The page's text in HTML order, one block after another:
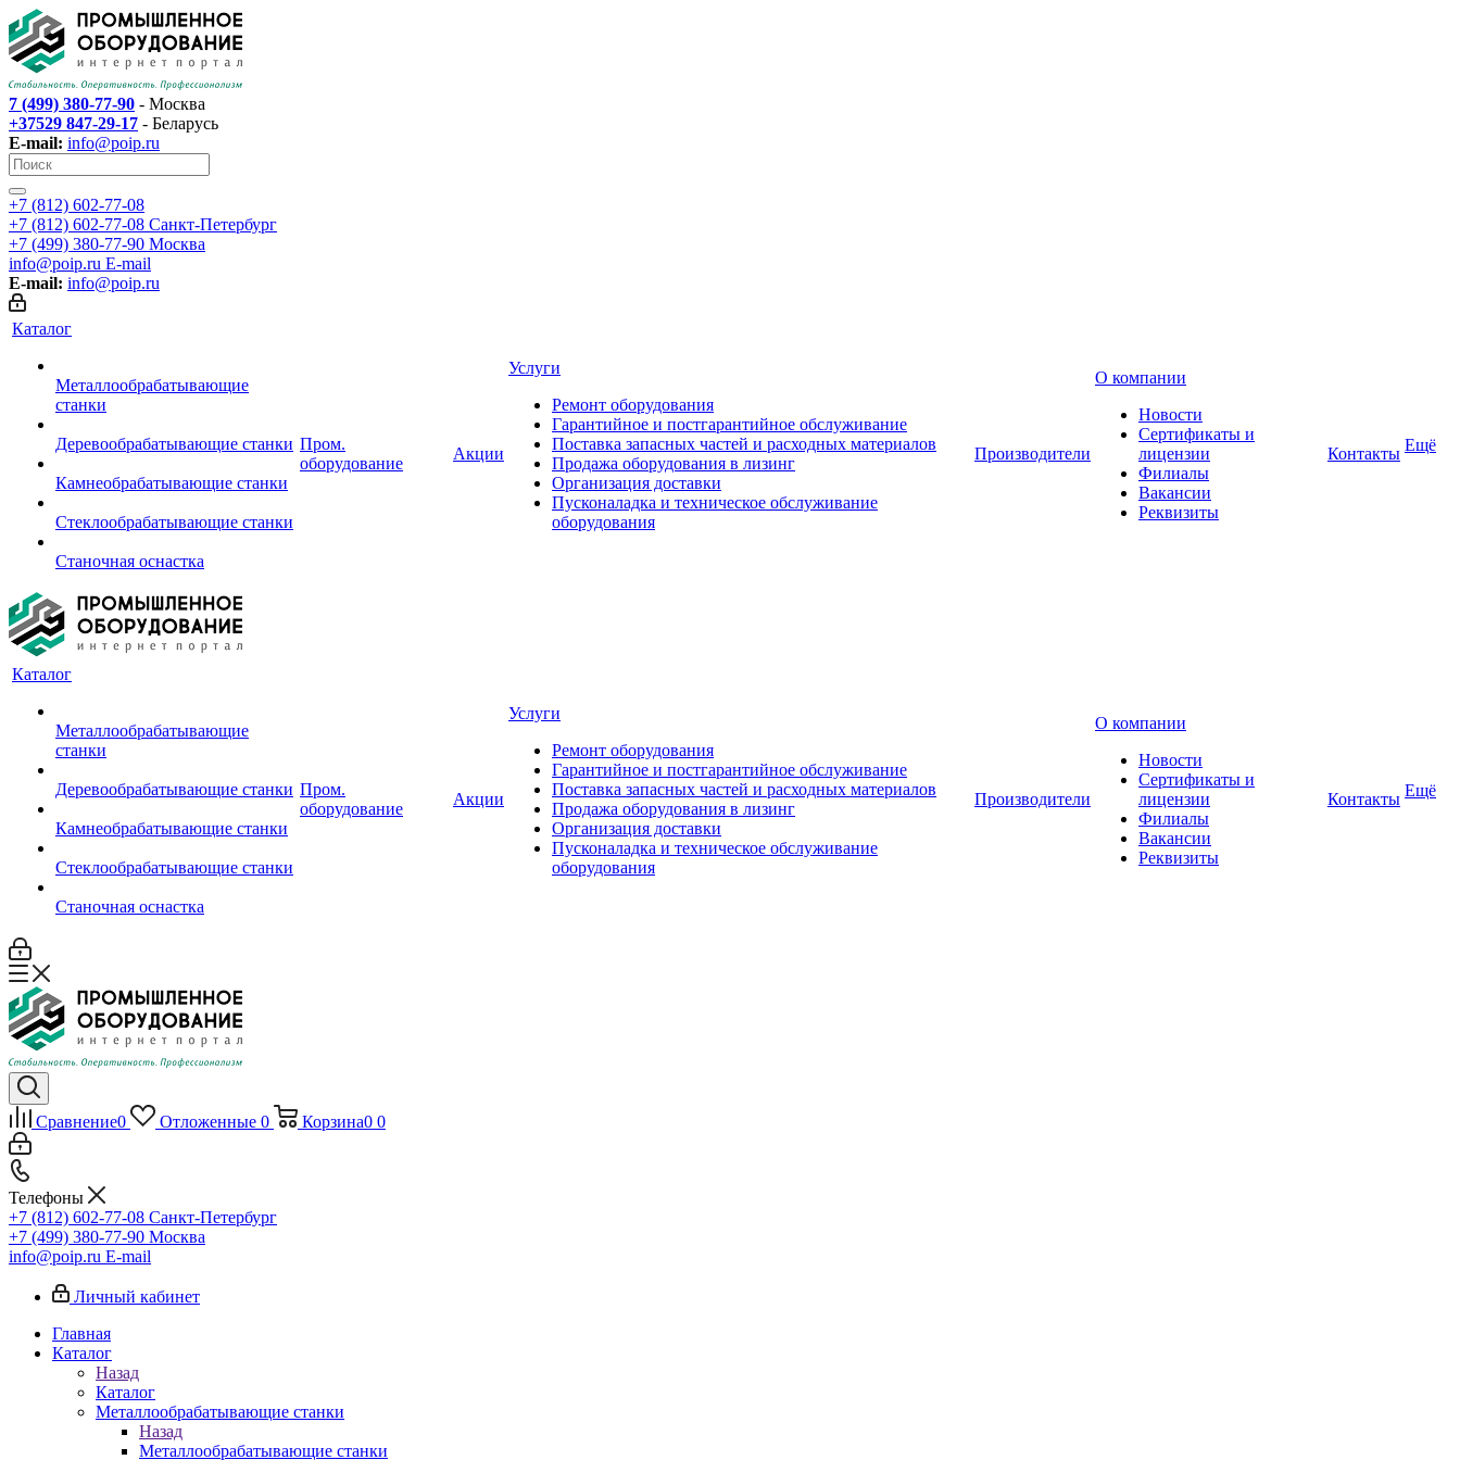
7 (499) 380-77-90 - Москва
+37529 847-29-17 - Беларусь
E-mail: info@poip.ru
+7 (812) 602-77-08
+7 (812) 602-77-08 Санкт-Петербург
+7 (499) 380-77-90 Москва
info@poip.ru E-mail
E-mail: info@poip.ru
Каталог
Металлообрабатывающие
станки
Деревообрабатывающие станки
Камнеобрабатывающие станки
Стеклообрабатывающие станки
Станочная оснастка
Пром.
оборудование
Акции
Услуги
Ремонт оборудования
Гарантийное и постгарантийное обслуживание
Поставка запасных частей и расходных материалов
Продажа оборудования в лизинг
Организация доставки
Пусконаладка и техническое обслуживание
оборудования
Производители
О компании
Новости
Сертификаты и
лицензии
Филиалы
Вакансии
Реквизиты
Контакты Ещё
Каталог
Металлообрабатывающие
станки
Деревообрабатывающие станки
Камнеобрабатывающие станки
Стеклообрабатывающие станки
Станочная оснастка
Пром.
оборудование
Акции
Услуги
Ремонт оборудования
Гарантийное и постгарантийное обслуживание
Поставка запасных частей и расходных материалов
Продажа оборудования в лизинг
Организация доставки
Пусконаладка и техническое обслуживание
оборудования
Производители
О компании
Новости
Сертификаты и
лицензии
Филиалы
Вакансии
Реквизиты
Контакты Ещё
Сравнение0 Отложенные 0 Корзина0 0
Телефоны
+7 (812) 602-77-08 Санкт-Петербург
+7 (499) 380-77-90 Москва
info@poip.ru E-mail
Личный кабинет
Главная
Каталог
Назад
Каталог
Металлообрабатывающие станки
Назад
Металлообрабатывающие станки